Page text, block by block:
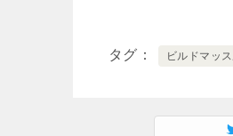
タグ ビルドマッ